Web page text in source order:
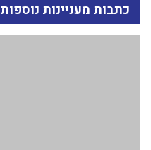
כתבות מעניינות נוספות